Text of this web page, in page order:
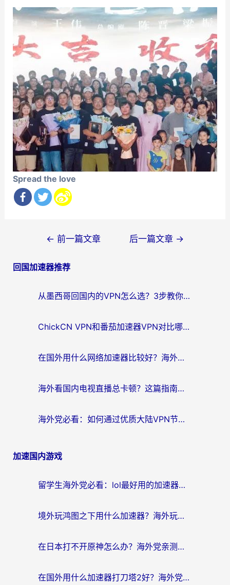
Spread the love
导
← 前一篇文章 后一篇文章 →
回国加速器推荐
从墨西哥回国内的VPN怎么选？3步教你无缝刷剧、玩国服游戏
ChickCN VPN和番茄加速器VPN对比哪个回国效果更好？海外党亲测后的真实答案
在国外用什么网络加速器比较好？海外党亲测：从痛点到解决方案的全攻略
海外看国内电视直播总卡顿？这篇指南教你选对回国加速器，无缝追剧不发愁
海外党必看：如何通过优质大陆VPN节点无缝访问国内资源？
加速国内游戏
留学生海外党必看：lol最好用的加速器怎么选？附一梦江湖、神鬼传奇加速攻略
境外玩鸿图之下用什么加速器？海外玩家必看的国服游戏加速全攻略
在日本打不开原神怎么办？海外党亲测有效的国服游戏加速指南
在国外用什么加速器打刀塔2好？海外党国服游戏加速避坑指南